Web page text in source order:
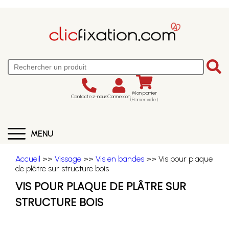
Contactez-nousConnexion Mon panier
(Panier vide)
MENU
Accueil >> Vissage >> Vis en bandes >> Vis pour plaque
de plâtre sur structure bois
VIS POUR PLAQUE DE PLÂTRE SUR
STRUCTURE BOIS